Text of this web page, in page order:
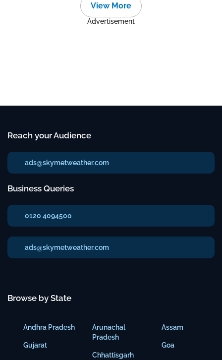
View More
Advertisement
Reach your Audience
ads@skymetweather.com
Business Queries
0120 4094500
ads@skymetweather.com
Browse by State
Andhra Pradesh
Gujarat
Arunachal
Pradesh
Chhattisgarh
Assam
Goa